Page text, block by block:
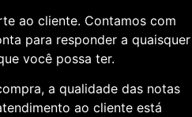
ao cliente. Contamos com
para responder a quaisquer
você possa ter.
a qualidade das notas
ao cliente está